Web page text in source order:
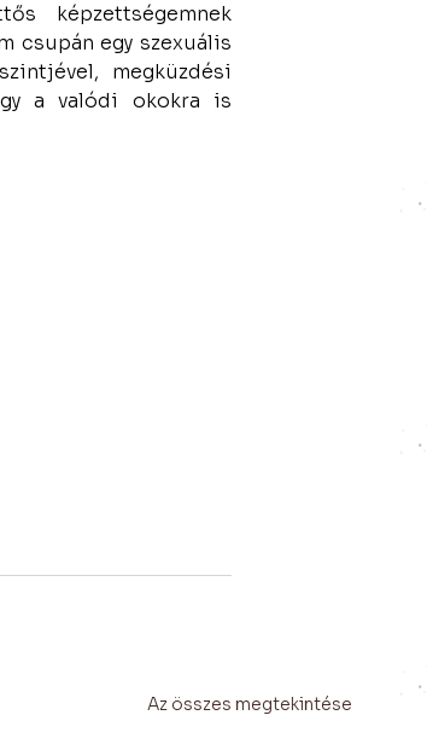
képzettségemnek
csupán egy szexuális
megküzdési
a valódi okokra is
Az összes megtekintése